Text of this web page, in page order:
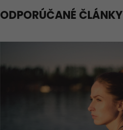
ODPORÚČANÉ ČLÁNKY